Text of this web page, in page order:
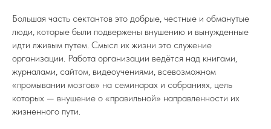
Большая часть сектантов это добрые, честные и обманутые
люди, которые были подвержены внушению и вынужденные
идти лживым путем. Смысл их жизни это служение
организации. Работа организации ведётся над книгами,
журналами, сайтом, видеоучениями, всевозможном
«промывании мозгов» на семинарах и собраниях, цель
которых — внушение о «правильной» направленности их
жизненного пути.